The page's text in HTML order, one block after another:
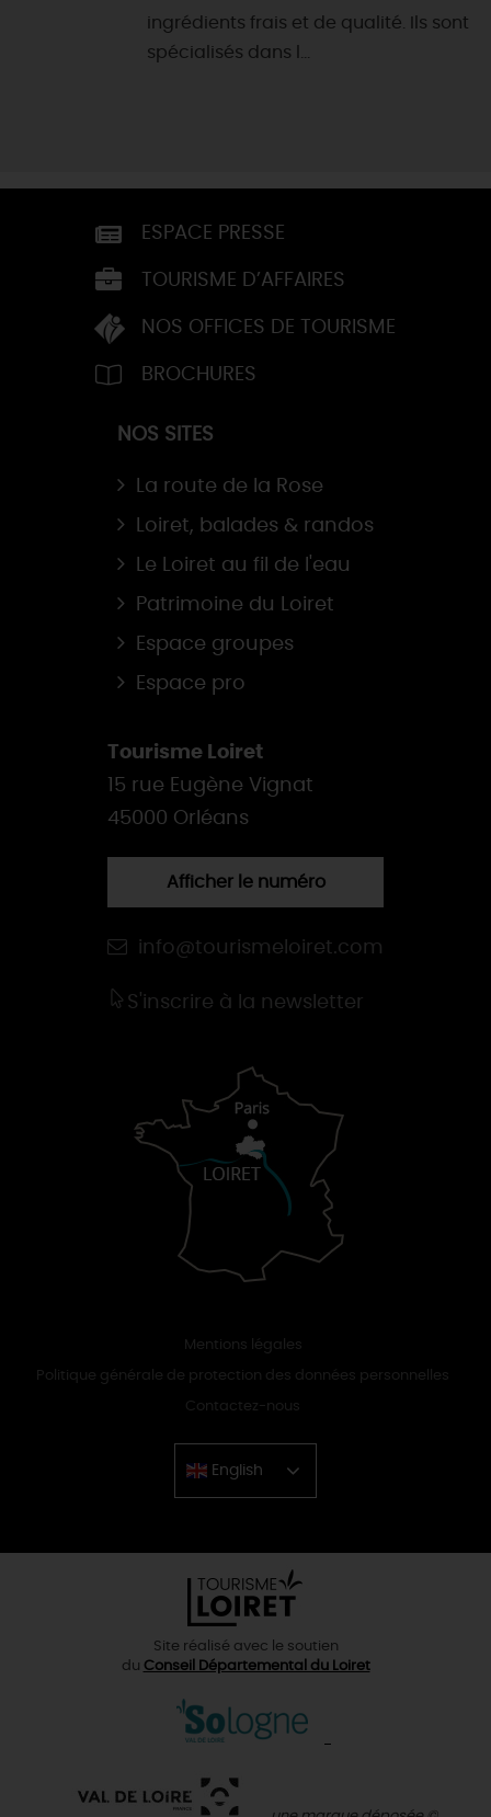
ingrédients frais et de qualité. Ils sont
spécialisés dans l...
ESPACE PRESSE
TOURISME D’AFFAIRES
NOS OFFICES DE TOURISME
BROCHURES
NOS SITES
La route de la Rose
Loiret, balades & randos
Le Loiret au fil de l'eau
Patrimoine du Loiret
Espace groupes
Espace pro
Tourisme Loiret
15 rue Eugène Vignat
45000 Orléans
Afficher le numéro
info@tourismeloiret.com
S'inscrire à la newsletter
Mentions légales
Politique générale de protection des données personnelles
Contactez-nous
English
Chinese
Site réalisé avec le soutien
du Conseil Départemental du Loiret